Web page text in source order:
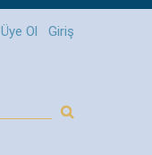
Üye Ol Giriş